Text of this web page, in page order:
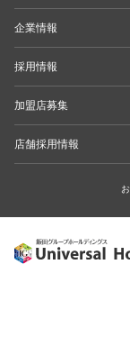
企業情報
採用情報
加盟店募集
店舗採用情報